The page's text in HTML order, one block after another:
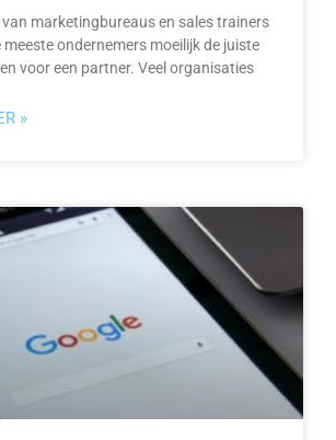
van marketingbureaus en sales trainers
meeste ondernemers moeilijk de juiste
voor een partner. Veel organisaties
»